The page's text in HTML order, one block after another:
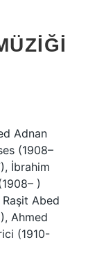
Adnan
(1908–
İbrahim
)
Abed
Ahmed
(1910-